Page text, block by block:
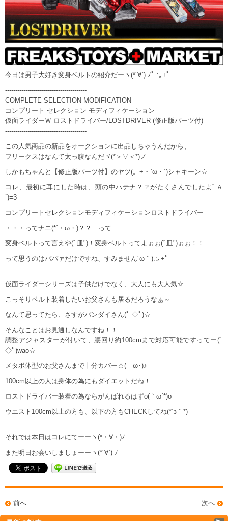
今日は男子大好き変身ベルトの紹介だーヽ(*´∀`) ﾉﾟ.:｡+ﾟ
----------------------------------------
COMPLETE SELECTION MODIFICATION
コンプリート セレクション モディフィケーション
仮面ライダーＷ ロストドライバー/LOSTDRIVER (修正版パーツ付)
----------------------------------------
この人気商品の新品をオークションに出品しちゃうんだから、
フリークスはなんて太っ腹なんだヾ(*＞▽＜*)ノ
しかもちゃんと【修正版パーツ付】のヤツ(。+・`ω・´)シャキーン☆
コレ、最初に耳にした時は、頭の中ハテナ？？がたくさんでしたよﾟＡ
`)=3
コンプリートセレクションモディフィケーションロストドライバー
・・・ってナニ(*´・ω・)？？ って
変身ベルトって言えや(ﾞ皿")！変身ベルトってよぉぉ(ﾞ皿")ぉぉ！！
って思うのはババァだけですね、すみません´ω｀).:｡+ﾟ
仮面ライダーシリーズは子供だけでなく、大人にも大人気☆
こっそりベルト装着したいお父さんも居るだろうなぁ～
なんて思ってたら、さすがバンダイさん(ﾟ ◇ﾟ)☆
そんなことはお見通しなんですね！！
調整アジャスターが付いて、腰回り約100cmまで対応可能ですってー(ﾟ
◇ﾟ)wao☆
メタボ体型のお父さんまで十分カバー☆(ゝω･)♪
100cm以上の人は身体の為にもダイエットだね！
ロストドライバー装着の為ならがんばれるはずo(｀ω´*)o
ウエスト100cm以上の方も、以下の方もCHECKしてね(*´з｀*)
それでは本日はコレにてーーヽ(*・∀・)ﾉ
また明日お会いしましょーーヽ(*´∀`) ﾉ
次へ
前へ